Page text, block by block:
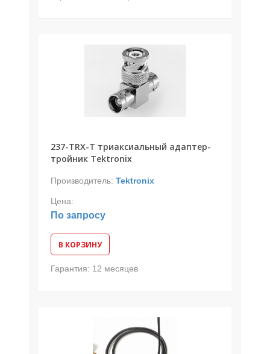
237-TRX-T триаксиальный адаптер-
тройник Tektronix
Производитель: Tektronix
Цена:
По запросу
В КОРЗИНУ
Гарантия: 12 месяцев